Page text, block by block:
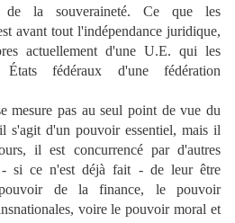
de la souveraineté. Ce que les
avant tout l'indépendance juridique,
actuellement d'une U.E. qui les
fédéraux d'une fédération
pas au seul point de vue du
s'agit d'un pouvoir essentiel, mais il
il est concurrencé par d'autres
- si ce n'est déjà fait - de leur être
de la finance, le pouvoir
voire le pouvoir moral et